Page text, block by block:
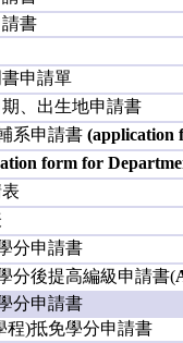
書
申請單
、出生地申請書
系申請書 (application
form for
分申請書
分後提高編級申請書(
分申請書
程)抵免學分申請書